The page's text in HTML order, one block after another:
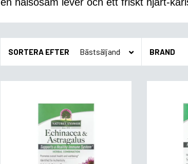
SORTERA EFTER BRAND